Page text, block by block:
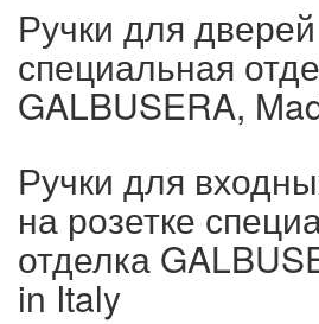
Ручки для
специальная
GALBUSERA,
Ручки для
на розетке
отделка
in Italy